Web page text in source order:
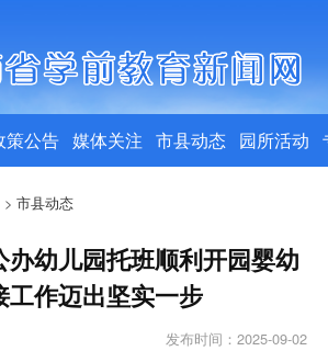
策公告 媒体关注 市县动态 园所活动
>市县动态
幼儿园托班顺利开园婴幼
工作迈出坚实一步
发布时间：2025-09-02